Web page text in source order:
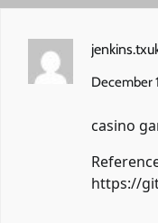
December
casino
https://